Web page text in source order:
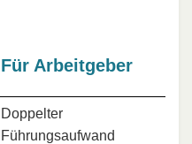
Für Arbeitgeber
Doppelter
Führungsaufwand